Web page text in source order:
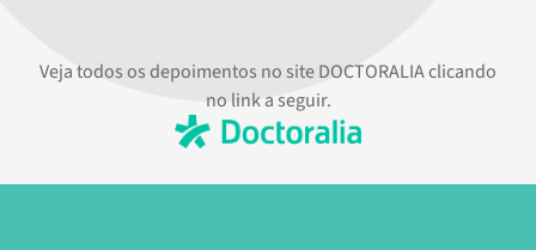
Veja todos os depoimentos no site DOCTORALIA clicando
no link a seguir.